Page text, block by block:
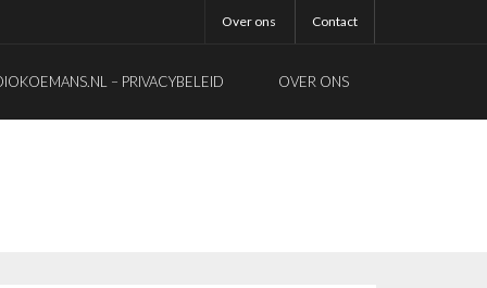
Over ons Contact
– PRIVACYBELEID OVER ONS